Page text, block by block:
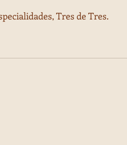
Tres de Tres.